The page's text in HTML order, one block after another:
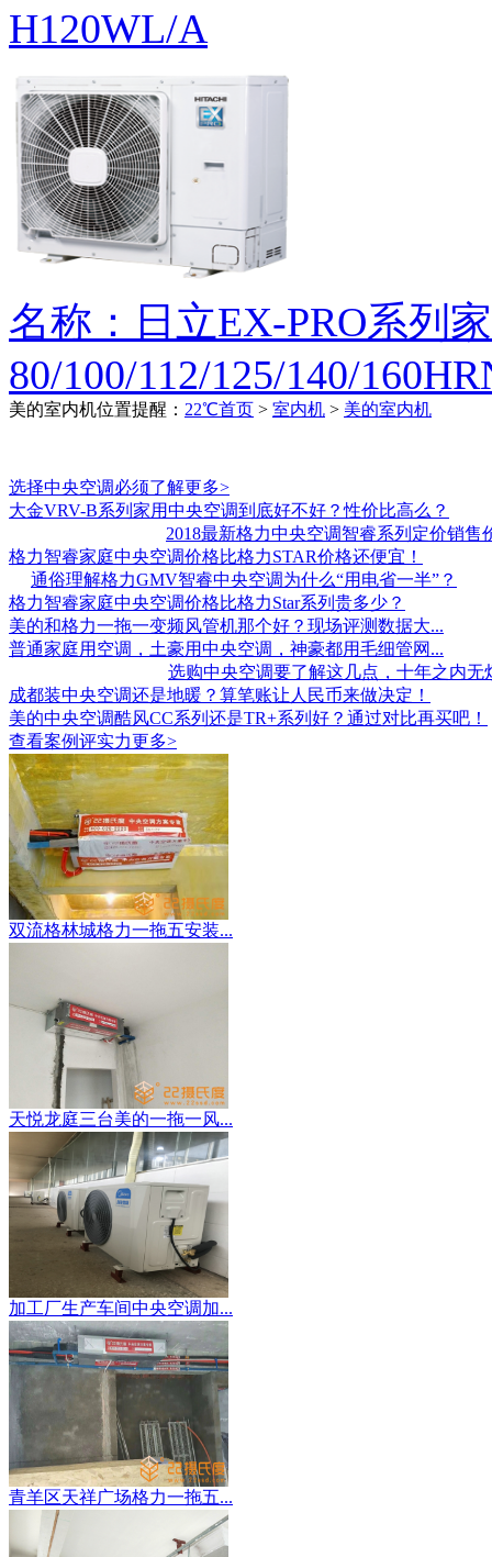
H120WL/A
名称：日立EX-PRO系列
80/100/112/125/140/
美的室内机位置提醒： 22℃首页 > 室内机 > 美的室内机
选择中央空调必须了解更多>
大金VRV-B系列家用中央空调到底好不好？性价比高么？
2018最新格力中央空调智睿系列定价销售
格力智睿家庭中央空调价格比格力STAR价格还便宜！
通俗理解格力GMV智睿中央空调为什么“用电省一半”？
格力智睿家庭中央空调价格比格力Star系列贵多少？
美的和格力一拖一变频风管机那个好？现场评测数据大...
普通家庭用空调，土豪用中央空调，神豪都用毛细管网...
选购中央空调要了解这几点，十年之内无
成都装中央空调还是地暖？算笔账让人民币来做决定！
美的中央空调酷风CC系列还是TR+系列好？通过对比再买吧！
查看案例评实力更多>
双流格林城格力一拖五安装...
天悦龙庭三台美的一拖一风...
加工厂生产车间中央空调加...
青羊区天祥广场格力一拖五...